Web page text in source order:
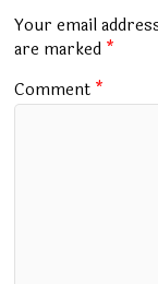
o
k
p
p
Your email
are marked *
Comment *